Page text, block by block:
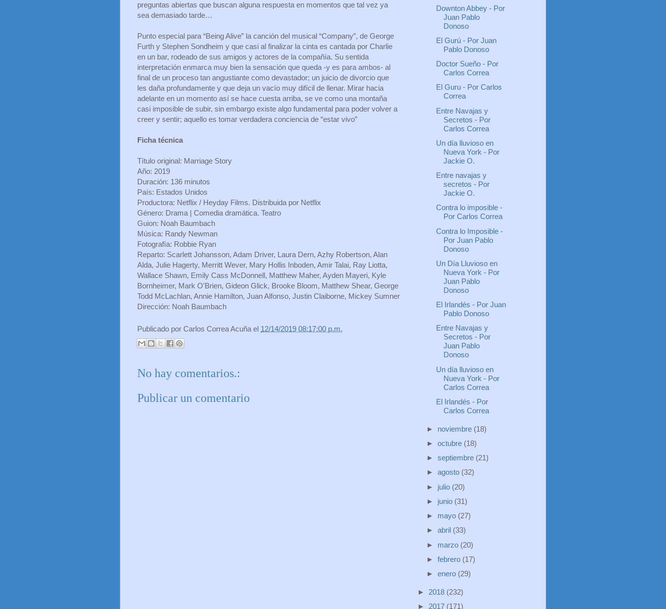
preguntas abiertas que buscan alguna respuesta en momentos que tal vez ya
sea demasiado tarde…
Punto especial para “Being Alive” la canción del musical “Company”, de George
Furth y Stephen Sondheim y que casi al finalizar la cinta es cantada por Charlie
en un bar, rodeado de sus amigos y actores de la compañía. Su sentida
interpretación enmarca muy bien la sensación que queda -y es para ambos- al
final de un proceso tan angustiante como devastador; un juicio de divorcio que
les daña profundamente y que deja un vacío muy difícil de llenar. Mirar hacia
adelante en un momento así se hace cuesta arriba, se ve como una montaña
casi imposible de subir, sin embargo existe algo fundamental para poder volver a
creer y sentir; aquello es tomar verdadera conciencia de “estar vivo”
Ficha técnica
Título original: Marriage Story
Año: 2019
Duración: 136 minutos
País: Estados Unidos
Productora: Netflix / Heyday Films. Distribuida por Netflix
Género: Drama | Comedia dramática. Teatro
Guion: Noah Baumbach
Música: Randy Newman
Fotografía: Robbie Ryan
Reparto: Scarlett Johansson, Adam Driver, Laura Dern, Azhy Robertson, Alan
Alda, Julie Hagerty, Merritt Wever, Mary Hollis Inboden, Amir Talai, Ray Liotta,
Wallace Shawn, Emily Cass McDonnell, Matthew Maher, Ayden Mayeri, Kyle
Bornheimer, Mark O'Brien, Gideon Glick, Brooke Bloom, Matthew Shear, George
Todd McLachlan, Annie Hamilton, Juan Alfonso, Justin Claiborne, Mickey Sumner
Dirección: Noah Baumbach
Publicado por Carlos Correa Acuña el 12/14/2019 08:17:00 p.m.
No hay comentarios.:
Publicar un comentario
Downton Abbey - Por
Juan Pablo
Donoso
El Gurú - Por Juan
Pablo Donoso
Doctor Sueño - Por
Carlos Correa
El Guru - Por Carlos
Correa
Entre Navajas y
Secretos - Por
Carlos Correa
Un día lluvioso en
Nueva York - Por
Jackie O.
Entre navajas y
secretos - Por
Jackie O.
Contra lo imposible -
Por Carlos Correa
Contra lo Imposible -
Por Juan Pablo
Donoso
Un Día Lluvioso en
Nueva York - Por
Juan Pablo
Donoso
El Irlandés - Por Juan
Pablo Donoso
Entre Navajas y
Secretos - Por
Juan Pablo
Donoso
Un día lluvioso en
Nueva York - Por
Carlos Correa
El Irlandés - Por
Carlos Correa
► noviembre (18)
► octubre (18)
► septiembre (21)
► agosto (32)
► julio (20)
► junio (31)
► mayo (27)
► abril (33)
► marzo (20)
► febrero (17)
► enero (29)
► 2018 (232)
► 2017 (171)